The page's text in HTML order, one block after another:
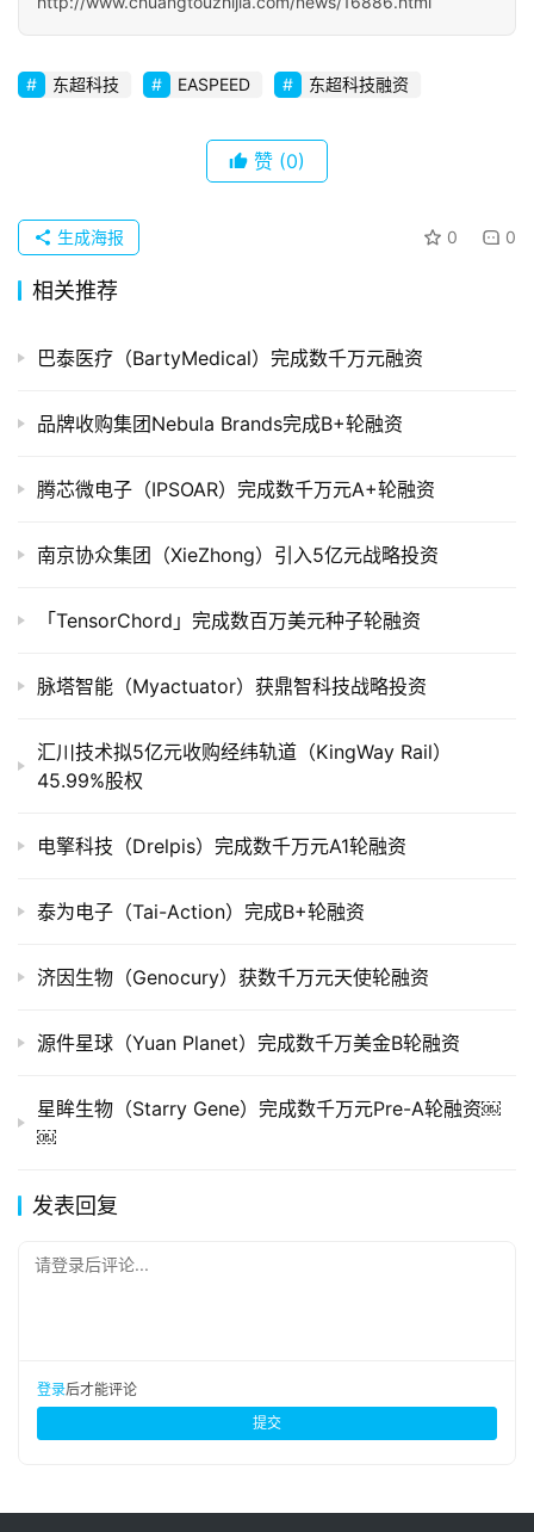
并
购
重
司
上
市
创
投
据
创
学
登录 注册
东超科技 EASPEED 东超科技融资
赞 (0)
0 0
生成海报
相关推荐
巴泰医疗（BartyMedical）完成数千万元融资
品牌收购集团Nebula Brands完成B+轮融资
腾芯微电子（IPSOAR）完成数千万元A+轮融资
南京协众集团（XieZhong）引入5亿元战略投资
「TensorChord」完成数百万美元种子轮融资
脉塔智能（Myactuator）获鼎智科技战略投资
汇川技术拟5亿元收购经纬轨道（KingWay Rail）
45.99%股权
电擎科技（Drelpis）完成数千万元A1轮融资
泰为电子（Tai-Action）完成B+轮融资
济因生物（Genocury）获数千万元天使轮融资
源件星球（Yuan Planet）完成数千万美金B轮融资
星眸生物（Starry Gene）完成数千万元Pre-A轮融资￼
￼
发表回复
请登录后评论...
登录后才能评论
提交